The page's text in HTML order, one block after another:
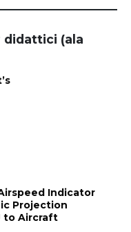
didattici (ala
Indicator
Projection
to Aircraft